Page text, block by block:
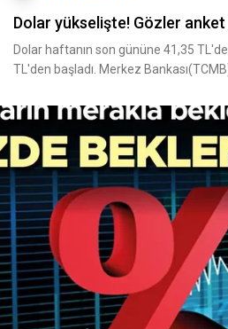
Dolar yükselişte! Gözler anket
Dolar haftanın son gününe 41,35
TL'den başladı. Merkez